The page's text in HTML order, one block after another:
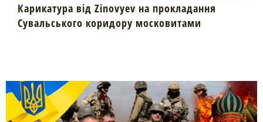
Карикатура від Zinovyev на прокладання
Сувальського коридору московитами